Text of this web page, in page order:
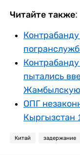
Читайте также:
пытались
Жамбылскую
ОПГ
Кыргызстан
Китай задержание